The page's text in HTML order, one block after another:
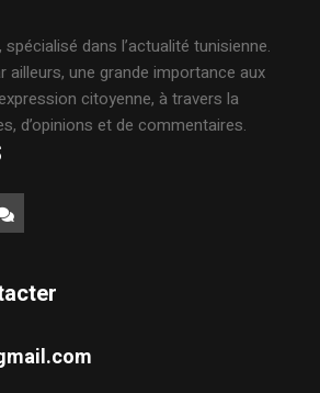
dans l’actualité tunisienne.
ailleurs, une grande importance aux
citoyenne, à travers la
d’opinions et de commentaires.